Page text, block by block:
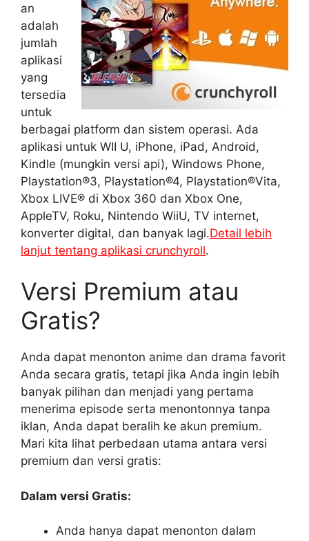
an
adalah
jumlah
aplikasi
yang
tersedia
untuk
berbagai platform dan sistem operasi. Ada
aplikasi untuk WII U, iPhone, iPad, Android,
Kindle (mungkin versi api), Windows Phone,
Playstation®3, Playstation®4, Playstation®Vita,
Xbox LIVE® di Xbox 360 dan Xbox One,
AppleTV, Roku, Nintendo WiiU, TV internet,
konverter digital, dan banyak lagi.Detail lebih
lanjut tentang aplikasi crunchyroll.
Versi Premium atau
Gratis?
Anda dapat menonton anime dan drama favorit
Anda secara gratis, tetapi jika Anda ingin lebih
banyak pilihan dan menjadi yang pertama
menerima episode serta menontonnya tanpa
iklan, Anda dapat beralih ke akun premium.
Mari kita lihat perbedaan utama antara versi
premium dan versi gratis:
Dalam versi Gratis:
Anda hanya dapat menonton dalam